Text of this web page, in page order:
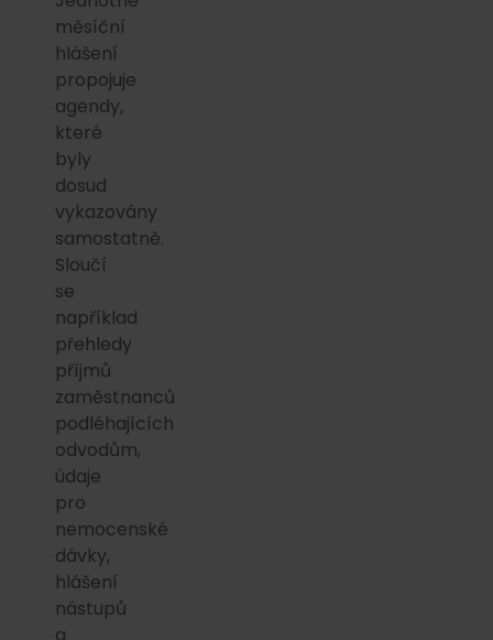
měsíční
hlášení
propojuje
agendy,
které
byly
dosud
vykazovány
samostatně.
Sloučí
se
například
přehledy
příjmů
zaměstnanců
podléhajících
odvodům,
údaje
pro
nemocenské
dávky,
hlášení
nástupů